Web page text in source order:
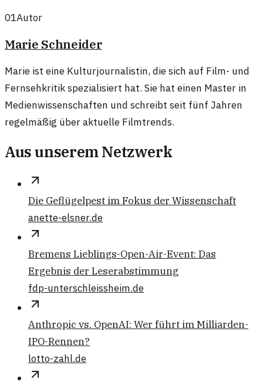
01Autor
Marie Schneider
Marie ist eine Kulturjournalistin, die sich auf Film- und
Fernsehkritik spezialisiert hat. Sie hat einen Master in
Medienwissenschaften und schreibt seit fünf Jahren
regelmäßig über aktuelle Filmtrends.
Aus unserem Netzwerk
Die Geflügelpest im Fokus der Wissenschaft
anette-elsner.de
Bremens Lieblings-Open-Air-Event: Das
Ergebnis der Leserabstimmung
fdp-unterschleissheim.de
Anthropic vs. OpenAI: Wer führt im Milliarden-
IPO-Rennen?
lotto-zahl.de